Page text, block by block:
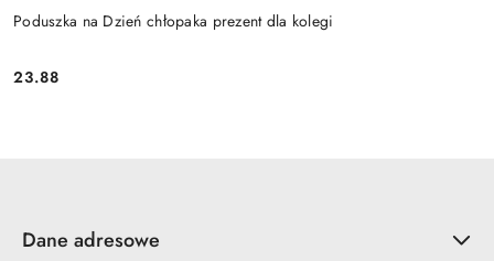
Poduszka na Dzień chłopaka prezent dla kolegi
Cena:
23.88
Dane adresowe